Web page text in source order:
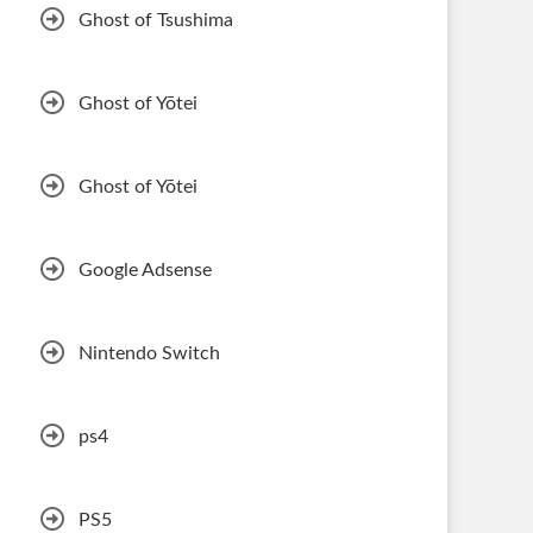
Ghost of Tsushima
Ghost of Yōtei
Ghost of Yōtei
Google Adsense
Nintendo Switch
ps4
PS5